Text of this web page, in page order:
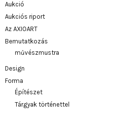
Aukció
Aukciós riport
Az AXIOART
Bemutatkozás
művészmustra
Design
Forma
Építészet
Tárgyak történettel